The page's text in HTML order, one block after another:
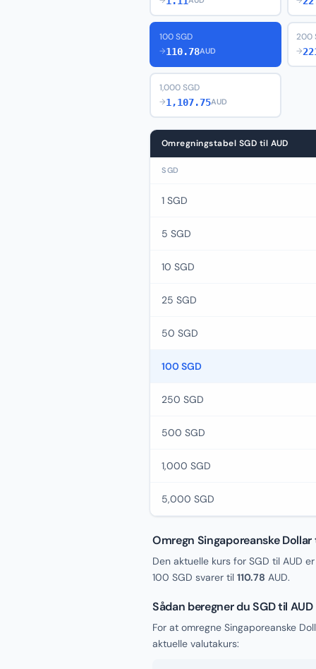
100 SGD
→110.78AUD
200
→
1,000 SGD
→1,107.75AUD
Omregningstabel SGD til AUD
SGD
1 SGD
5 SGD
10 SGD
25 SGD
50 SGD
100 SGD
250 SGD
500 SGD
1,000 SGD
5,000 SGD
Omregn Singaporeanske
Den aktuelle kurs for SGD til AUD er
100 SGD svarer til 110.78 AUD.
Sådan beregner du SGD til AUD
For at omregne Singaporeanske
aktuelle valutakurs: